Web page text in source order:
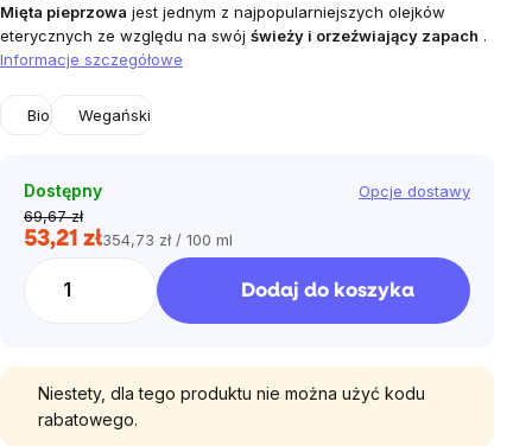
Mięta pieprzowa jest jednym z najpopularniejszych olejków
eterycznych ze względu na swój świeży i orzeźwiający zapach .
Informacje szczegółowe
Bio Wegański
Dostępny
Opcje dostawy
69,67 zł
53,21 złCena
jednostkowa:
354,73 zł / 100 ml
Dodaj do koszyka
Niestety, dla tego produktu nie można użyć kodu
rabatowego.